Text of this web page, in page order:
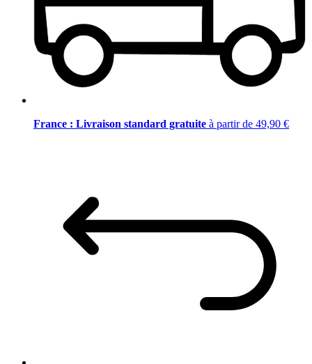
France : Livraison standard gratuite à partir de 49,90 €